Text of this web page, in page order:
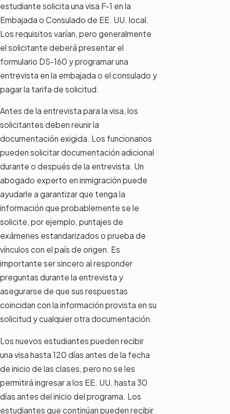
estudiante solicita una visa F-1 en la
Embajada o Consulado de EE. UU. local.
Los requisitos varían, pero generalmente
el solicitante deberá presentar el
formulario DS-160 y programar una
entrevista en la embajada o el consulado y
pagar la tarifa de solicitud.
Antes de la entrevista para la visa, los
solicitantes deben reunir la
documentación exigida. Los funcionarios
pueden solicitar documentación adicional
durante o después de la entrevista. Un
abogado experto en inmigración puede
ayudarle a garantizar que tenga la
información que probablemente se le
solicite, por ejemplo, puntajes de
exámenes estandarizados o prueba de
vínculos con el país de origen. Es
importante ser sincero al responder
preguntas durante la entrevista y
asegurarse de que sus respuestas
coincidan con la información provista en su
solicitud y cualquier otra documentación.
Los nuevos estudiantes pueden recibir
una visa hasta 120 días antes de la fecha
de inicio de las clases, pero no se les
permitirá ingresar a los EE. UU. hasta 30
días antes del inicio del programa. Los
estudiantes que continúan pueden recibir